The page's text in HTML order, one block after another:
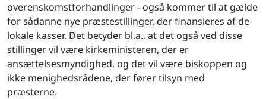
overenskomstforhandlinger - også kommer til at gælde
for sådanne nye præstestillinger, der finansieres af de
lokale kasser. Det betyder bl.a., at det også ved disse
stillinger vil være kirkeministeren, der er
ansættelsesmyndighed, og det vil være biskoppen og
ikke menighedsrådene, der fører tilsyn med
præsterne.